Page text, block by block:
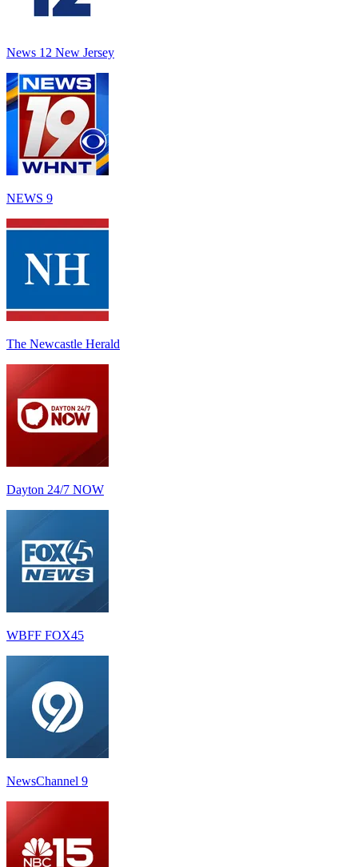
News 12 New Jersey
NEWS 9
The Newcastle Herald
Dayton 24/7 NOW
WBFF FOX45
NewsChannel 9